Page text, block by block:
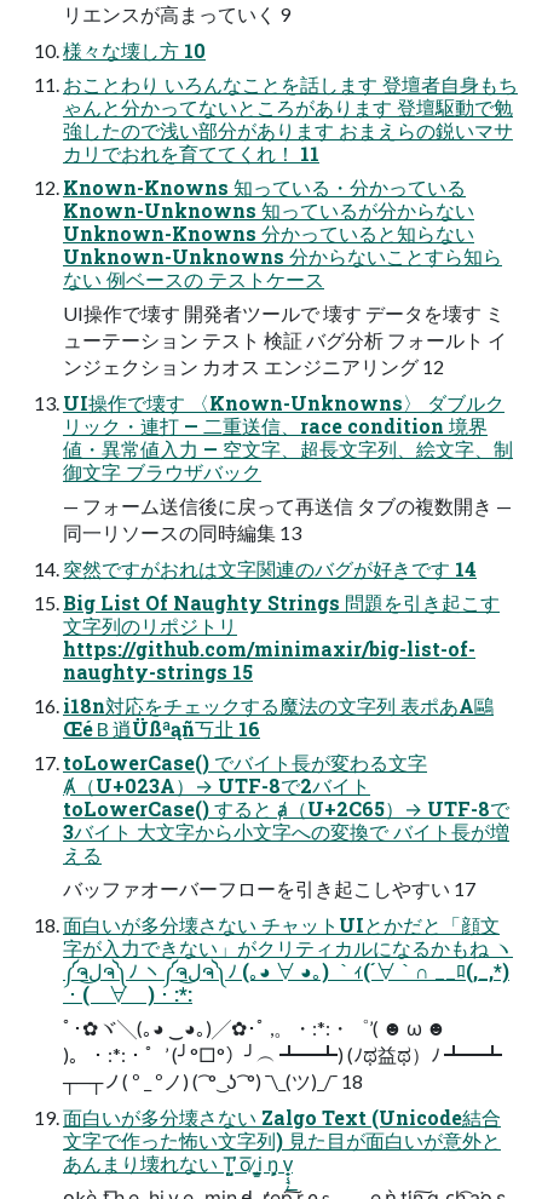
リエンスが高まっていく 9
様々な壊し方 10
おことわり いろんなことを話します 登壇者自身もち
ゃんと分かってないところがあります 登壇駆動で勉
強したので浅い部分があります おまえらの鋭いマサ
カリでおれを育ててくれ！ 11
Known-Knowns 知っている・分かっている
Known-Unknowns 知っているが分からない
Unknown-Knowns 分かっていると知らない
Unknown-Unknowns 分からないことすら知ら
ない 例ベースの テストケース
UI操作で壊す 開発者ツールで 壊す データを壊す ミ
ューテーション テスト 検証 バグ分析 フォールト イ
ンジェクション カオス エンジニアリング 12
UI操作で壊す 〈Known-Unknowns〉 ダブルク
リック・連打 — 二重送信、race condition 境界
値・異常値入力 — 空文字、超長文字列、絵文字、制
御文字 ブラウザバック
— フォーム送信後に戻って再送信 タブの複数開き —
同一リソースの同時編集 13
突然ですがおれは文字関連のバグが好きです 14
Big List Of Naughty Strings 問題を引き起こす
文字列のリポジトリ
https://github.com/minimaxir/big-list-of-
naughty-strings 15
i18n対応をチェックする魔法の文字列 表ポあA鷗
ŒéＢ逍Üßªąñ丂㐀 16
toLowerCase() でバイト長が変わる文字
Ⱥ（U+023A）→ UTF-8で2バイト
toLowerCase() すると ⱥ（U+2C65）→ UTF-8で
3バイト 大文字から小文字への変換で バイト長が増
える
バッファオーバーフローを引き起こしやすい 17
面白いが多分壊さない チャットUIとかだと「顔文
字が入力できない」がクリティカルになるかもね ヽ
༼ຈل͜ຈ༽ﾉ ヽ༼ຈل͜ຈ༽ﾉ (｡◕ ∀ ◕｡) ｀ｨ(´∀｀∩ __ﾛ(,_,*)
・(￣∀￣)・:*:
ﾟ･✿ヾ╲(｡◕ ‿◕｡)╱✿･ﾟ ,。・:*:・゜’( ☻ ω ☻
)。・:*:・゜’ (╯°□°）╯︵ ┻━┻) (ﾉಥ益ಥ）ﾉ ┻━┻
┬─┬ノ( º _ ºノ) ( ͡ ° ͜ ʖ ͡ °) ¯\_(ツ)_/¯ 18
面白いが多分壊さない Zalgo Text (Unicode結合
文字で作った怖い文字列) 見た目が面白いが意外と
あんまり壊れない Ṱ̺̺̕ o͞ ̷i̲̬͇̪͙ n̝̗͕ v̟̜̘̦͟